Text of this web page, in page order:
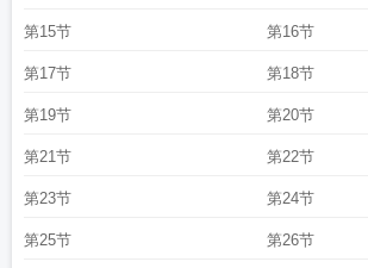
第15节 第16节
第17节 第18节
第19节 第20节
第21节 第22节
第23节 第24节
第25节 第26节